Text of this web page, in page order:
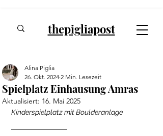
thepigliapost
Spielplatz Einhausung Amras
Alina Piglia
26. Okt. 2024 2 Min. Lesezeit
Aktualisiert: 16. Mai 2025
Kinderspielplatz mit Boulderanlage